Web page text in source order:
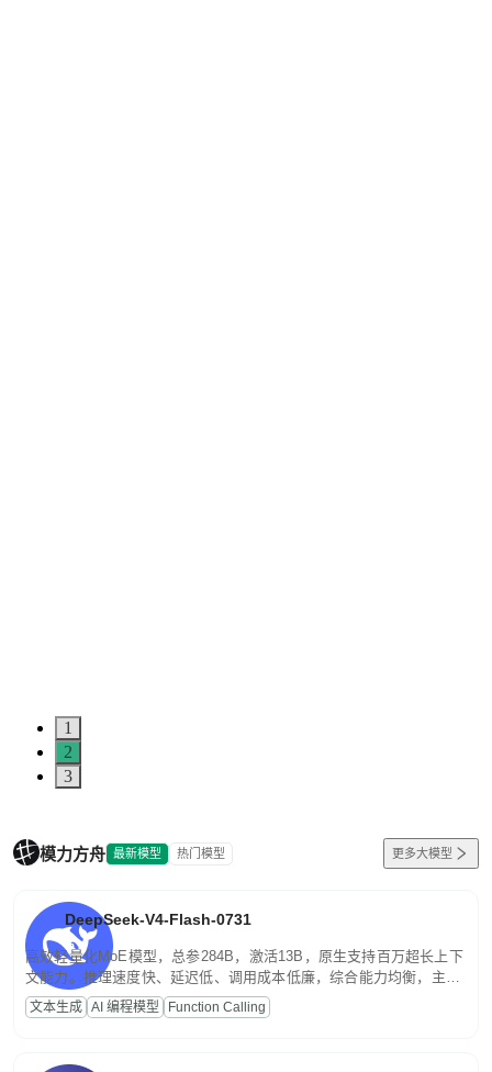
1
2
3
模力方舟 最新模型 热门模型 更多大模型
DeepSeek-V4-Flash-0731
高效轻量化MoE模型，总参284B，激活13B，原生支持百万超长上下
文能力。推理速度快、延迟低、调用成本低廉，综合能力均衡，主打
高并发、轻量化任务，适合日常对话、内容创作、基础 RAG、批量
文案处理等普惠刚需场景。
文本生成 AI 编程模型 Function Calling